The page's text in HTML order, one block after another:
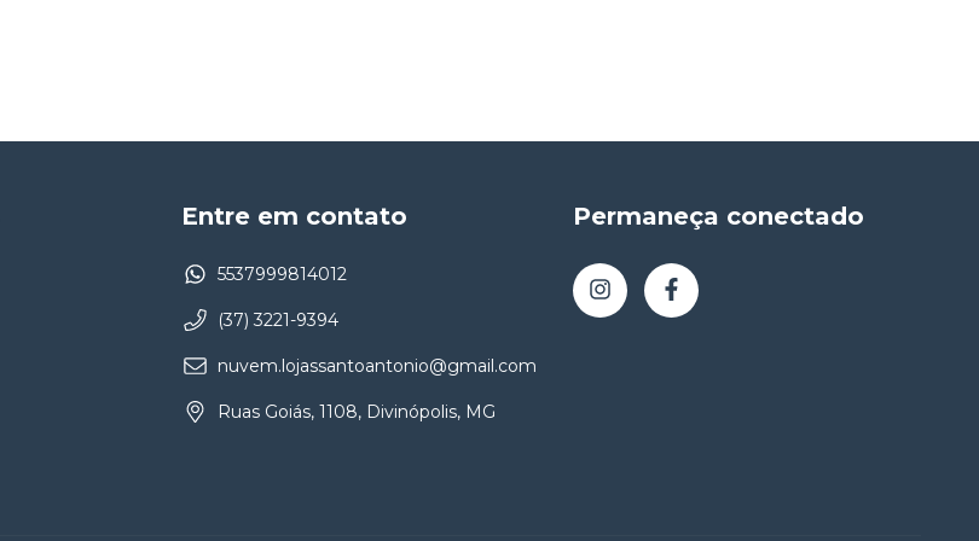
Entre em contato
5537999814012
(37) 3221-9394
nuvem.lojassantoantonio@gmail.com
Ruas Goiás, 1108, Divinópolis, MG
Permaneça conectado